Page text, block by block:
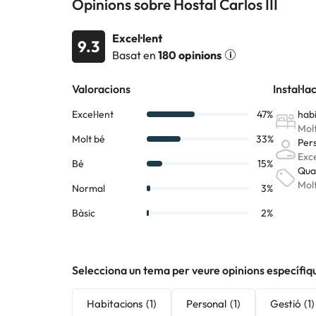
Opinions sobre Hostal Carlos III
9.3
Excel·lent
Basat en 180 opinions
Selecciona un tema per veure opinions
Habitacions (1) Personal (1) Gestió (1)